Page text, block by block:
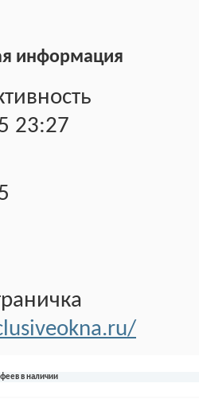
информация
23:27
в наличии